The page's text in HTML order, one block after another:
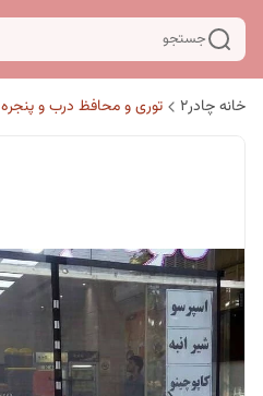
جستجو
خانه چادر۲ توری و محافظ درب و پنجره